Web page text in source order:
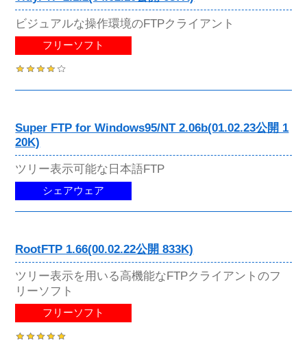
ビジュアルな操作環境のFTPクライアント
フリーソフト
Super FTP for Windows95/NT 2.06b(01.02.23公開 1
20K)
ツリー表示可能な日本語FTP
シェアウェア
RootFTP 1.66(00.02.22公開 833K)
ツリー表示を用いる高機能なFTPクライアントのフ
リーソフト
フリーソフト